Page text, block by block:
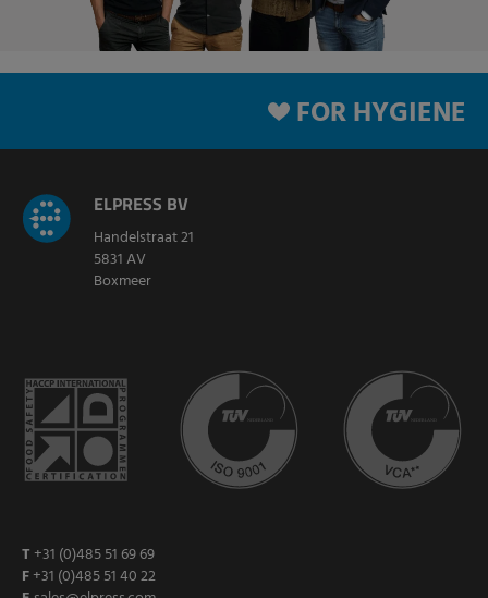
FOR HYGIENE
ELPRESS BV
Handelstraat 21
5831 AV
Boxmeer
T +31 (0)485 51 69 69
F+31 (0)485 51 40 22